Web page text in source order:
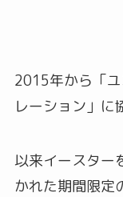
2015年から「
レーション」に
以来イースター
かれた期間限定